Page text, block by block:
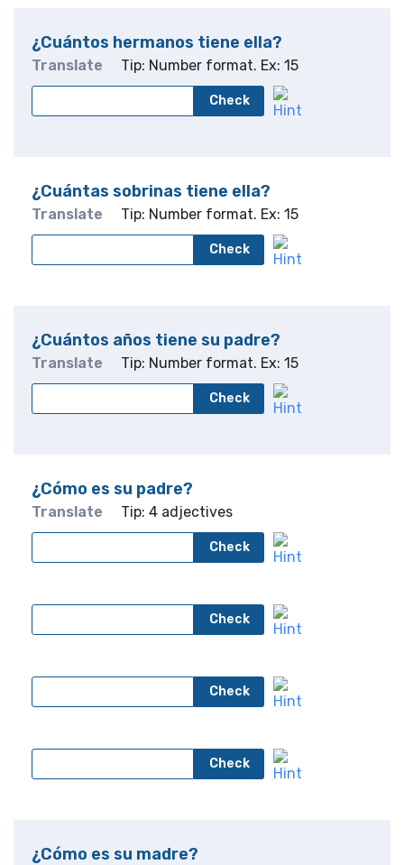
¿Cuántos hermanos tiene ella?
Translate Tip: Number format. Ex: 15
Check
¿Cuántas sobrinas tiene ella?
Translate Tip: Number format. Ex: 15
Check
¿Cuántos años tiene su padre?
Translate Tip: Number format. Ex: 15
Check
¿Cómo es su padre?
Translate Tip: 4 adjectives
Check
Check
Check
Check
¿Cómo es su madre?